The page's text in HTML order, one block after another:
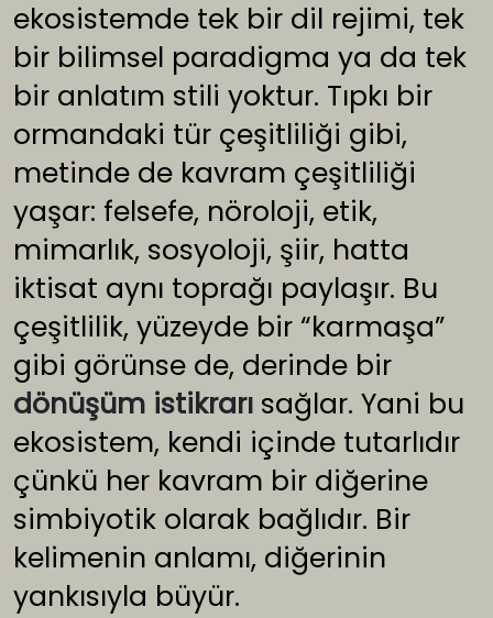
ekosistemde tek bir dil rejimi, tek
bir bilimsel paradigma ya da tek
bir anlatım stili yoktur. Tıpkı bir
ormandaki tür çeşitliliği gibi,
metinde de kavram çeşitliliği
yaşar: felsefe, nöroloji, etik,
mimarlık, sosyoloji, şiir, hatta
iktisat aynı toprağı paylaşır. Bu
çeşitlilik, yüzeyde bir “karmaşa”
gibi görünse de, derinde bir
dönüşüm istikrarı sağlar. Yani bu
ekosistem, kendi içinde tutarlıdır
çünkü her kavram bir diğerine
simbiyotik olarak bağlıdır. Bir
kelimenin anlamı, diğerinin
yankısıyla büyür.